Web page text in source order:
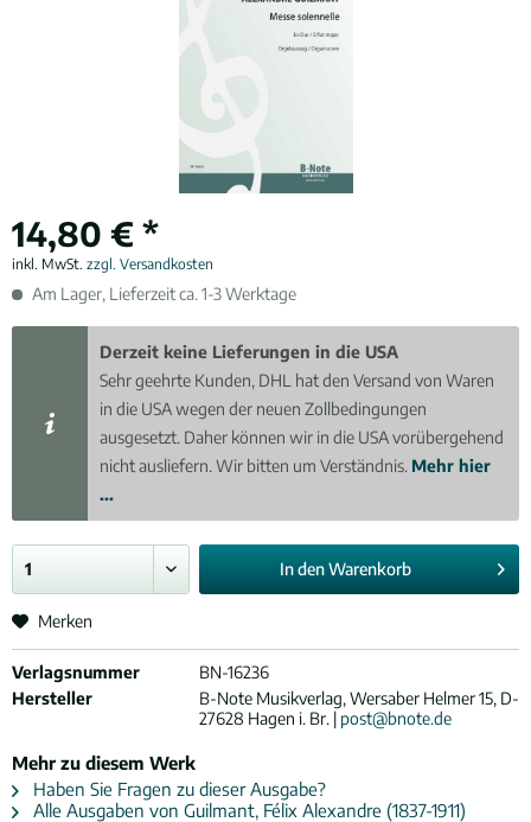
14,80 € *
inkl. MwSt. zzgl. Versandkosten
Am Lager, Lieferzeit ca. 1-3 Werktage
Derzeit keine Lieferungen in die USA
Sehr geehrte Kunden, DHL hat den Versand von Waren
in die USA wegen der neuen Zollbedingungen
ausgesetzt. Daher können wir in die USA vorübergehend
nicht ausliefern. Wir bitten um Verständnis. Mehr hier
...
In denWarenkorb
Merken
Verlagsnummer
BN-16236
Hersteller
B-Note Musikverlag, Wersaber Helmer 15, D-
27628 Hagen i. Br. | post@bnote.de
Mehr zu diesem Werk
Haben Sie Fragen zu dieser Ausgabe?
Alle Ausgaben von Guilmant, Félix Alexandre (1837-1911)